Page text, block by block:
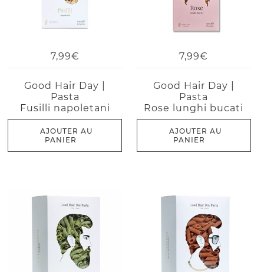
7,99€
Good Hair Day |
Pasta
Fusilli napoletani
AJOUTER AU
PANIER
7,99€
Good Hair Day |
Pasta
Rose lunghi bucati
AJOUTER AU
PANIER